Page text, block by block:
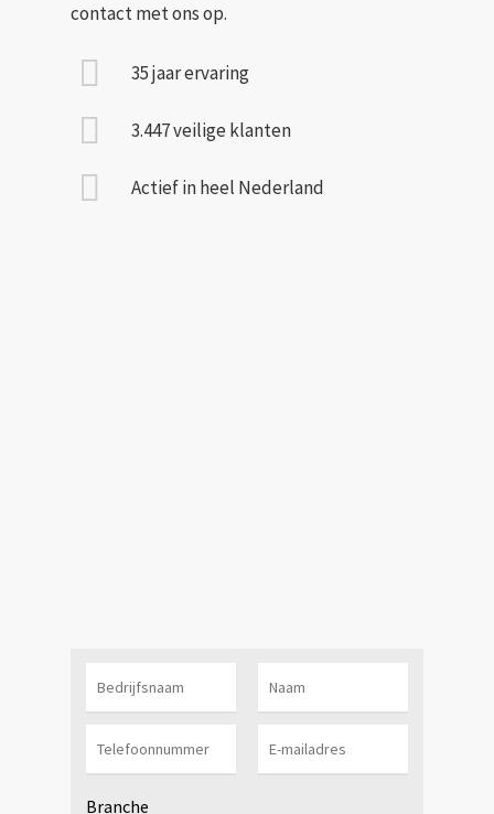
contact met ons op.
35 jaar ervaring
3.447 veilige klanten
Actief in heel Nederland
Branche